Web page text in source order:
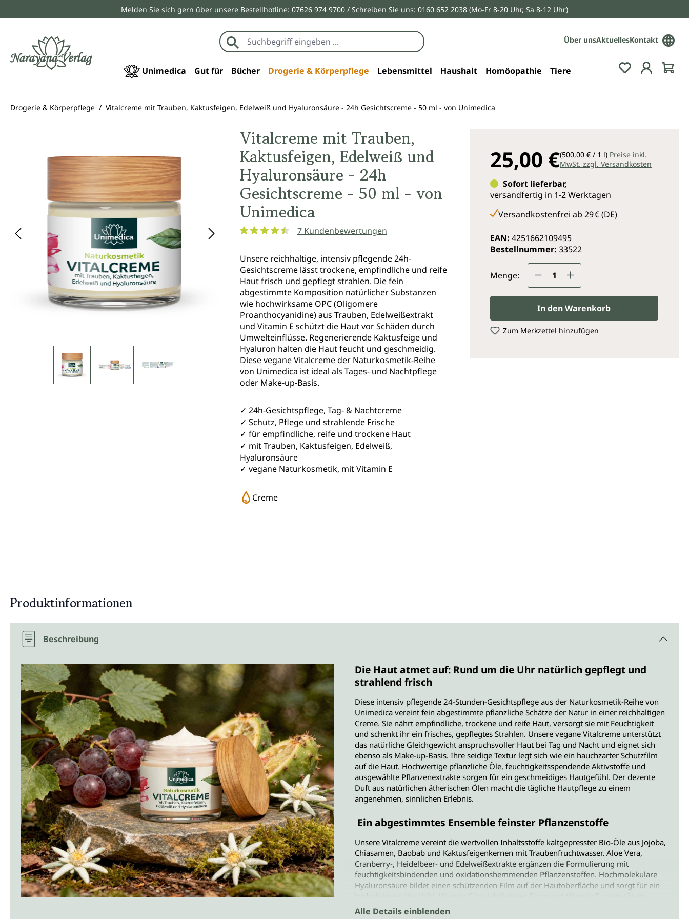
Zur Hauptnavigation springenMelden Sie sich gern über unsere Bestellhotline: 07626 974 9700 / Schreiben Sie uns: 0160 652 2038 (Mo-Fr 8-20 Uhr, Sa 8-12 Uhr)
Über unsAktuellesKontakt
Unimedica Gut für Bücher Drogerie & Körperpflege Lebensmittel Haushalt Homöopathie Tiere Du hast 0
Drogerie & Körperpflege Vitalcreme mit Trauben, Kaktusfeigen, Edelweiß und Hyaluronsäure - 24h Gesichtscreme - 50 ml - von Unimedica
Vitalcreme mit Trauben,
Kaktusfeigen, Edelweiß und
Hyaluronsäure - 24h
Gesichtscreme - 50 ml - von
Unimedica
7 Kundenbewertungen
Unsere reichhaltige, intensiv pflegende 24h-
Gesichtscreme lässt trockene, empfindliche und reife
Haut frisch und gepflegt strahlen. Die fein
abgestimmte Komposition natürlicher Substanzen
wie hochwirksame OPC (Oligomere
Proanthocyanidine) aus Trauben, Edelweißextrakt
und Vitamin E schützt die Haut vor Schäden durch
Umwelteinflüsse. Regenerierende Kaktusfeige und
Hyaluron halten die Haut feucht und geschmeidig.
Diese vegane Vitalcreme der Naturkosmetik-Reihe
von Unimedica ist ideal als Tages- und Nachtpflege
oder Make-up-Basis.
✓ 24h-Gesichtspflege, Tag- & Nachtcreme
✓ Schutz, Pflege und strahlende Frische
✓ für empfindliche, reife und trockene Haut
✓ mit Trauben, Kaktusfeigen, Edelweiß,
Hyaluronsäure
✓ vegane Naturkosmetik, mit Vitamin E
Creme
25,00 €(500,00 € / 1 l) Preise inkl.
MwSt. zzgl. Versandkosten
Sofort lieferbar,
versandfertig in 1-2 Werktagen
Versandkostenfrei ab 29 € (DE)
EAN: 4251662109495
Bestellnummer: 33522
Menge: Produkt Anzahl: Gib den
In den Warenkorb
Zum Merkzettel hinzufügen
Produktinformationen
Beschreibung
Die Haut atmet auf: Rund um die Uhr natürlich gepflegt und
strahlend frisch
Diese intensiv pflegende 24-Stunden-Gesichtspflege aus der Naturkosmetik-Reihe von
Unimedica vereint fein abgestimmte pflanzliche Schätze der Natur in einer reichhaltigen
Creme. Sie nährt empfindliche, trockene und reife Haut, versorgt sie mit Feuchtigkeit
und schenkt ihr ein frisches, gepflegtes Strahlen. Unsere vegane Vitalcreme unterstützt
das natürliche Gleichgewicht anspruchsvoller Haut bei Tag und Nacht und eignet sich
ebenso als Make-up-Basis. Ihre seidige Textur legt sich wie ein hauchzarter Schutzfilm
auf die Haut. Hochwertige pflanzliche Öle, feuchtigkeitsspendende Aktivstoffe und
ausgewählte Pflanzenextrakte sorgen für ein geschmeidiges Hautgefühl. Der dezente
Duft aus natürlichen ätherischen Ölen macht die tägliche Hautpflege zu einem
angenehmen, sinnlichen Erlebnis.
Ein abgestimmtes Ensemble feinster Pflanzenstoffe
Unsere Vitalcreme vereint die wertvollen Inhaltsstoffe kaltgepresster Bio-Öle aus Jojoba,
Chiasamen, Baobab und Kaktusfeigenkernen mit Traubenfruchtwasser. Aloe Vera,
Cranberry-, Heidelbeer- und Edelweißextrakte ergänzen die Formulierung mit
feuchtigkeitsbindenden und oxidationshemmenden Pflanzenstoffen. Hochmolekulare
Hyaluronsäure bildet einen schützenden Film auf der Hautoberfläche und sorgt für ein
zusätzlich den Zellschutz. Die Kombination wertvoller Emollients (pflanzliche
Alle Details einblenden